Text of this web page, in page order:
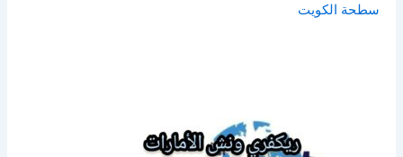
سطحة الكويت